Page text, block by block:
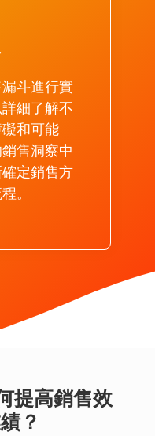
斗進行實
細了解不
和可能
售洞察中
定銷售方
。
提高銷售效
？